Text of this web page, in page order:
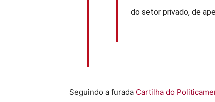
do setor privado, de
Seguindo a furada Cartilha do